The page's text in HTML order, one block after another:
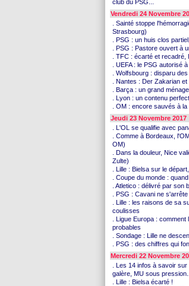
club du PSG...
Vendredi 24 Novembre
. Sainté stoppe
Strasbourg)
. PSG : un huis clos
. PSG : Pastore ouvert à
. TFC : écarté et
. UEFA : le PSG autorisé
. Wolfsbourg : disparu
. Nantes : Der Zakarian
. Barça : un grand
. Lyon : un contenu
. OM : encore sauvés à
Jeudi 23 Novembre 2017
. L'OL se qualifie avec
. Comme à Bordeaux,
OM)
. Dans la douleur, Nice
Zulte)
. Lille : Bielsa sur le
. Coupe du monde :
. Atletico : délivré par
. PSG : Cavani ne
. Lille : les raisons de sa
coulisses
. Ligue Europa :
probables
. Sondage : Lille ne
. PSG : des chiffres qui
Mercredi 22 Novembre
. Les 14 infos à savoir
galère, MU sous pression...
. Lille : Bielsa écarté !